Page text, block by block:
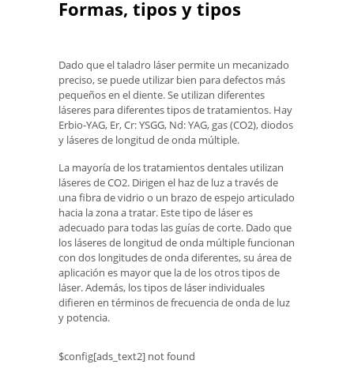
Formas, tipos y tipos
Dado que el taladro láser permite un mecanizado
preciso, se puede utilizar bien para defectos más
pequeños en el diente. Se utilizan diferentes
láseres para diferentes tipos de tratamientos. Hay
Erbio-YAG, Er, Cr: YSGG, Nd: YAG, gas (CO2), diodos
y láseres de longitud de onda múltiple.
La mayoría de los tratamientos dentales utilizan
láseres de CO2. Dirigen el haz de luz a través de
una fibra de vidrio o un brazo de espejo articulado
hacia la zona a tratar. Este tipo de láser es
adecuado para todas las guías de corte. Dado que
los láseres de longitud de onda múltiple funcionan
con dos longitudes de onda diferentes, su área de
aplicación es mayor que la de los otros tipos de
láser. Además, los tipos de láser individuales
difieren en términos de frecuencia de onda de luz
y potencia.
$config[ads_text2] not found